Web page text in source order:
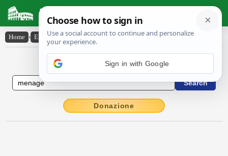
Latin Dictionary
Home › English-Latin › menage
English to Latin Dictionary
Donazione